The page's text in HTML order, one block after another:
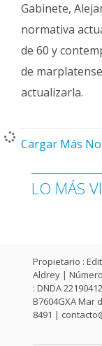
Gabinete,
normativa
de 60 y
de
actualizarla.
Cargar Más
LO MÁS
Propietario :
Aldrey |
: DNDA
B7604GXA Mar
8491 |